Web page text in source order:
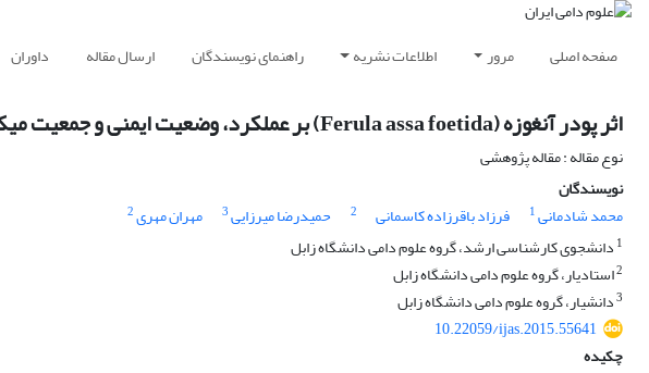
صفحه اصلی مرور اطلاعات نشریه راهنمای نویسندگان ارسال مقاله داوران
اثر پودر آنغوزه (Ferula assa foetida) بر عملکرد، وضعیت ایمنی و جمعیت میکروبی روده‌های کور جوجه‌های گوشتی
نوع مقاله : مقاله پژوهشی
نویسندگان
محمد شادمانی1 فرزاد باقرزاده کاسمانی 2 حمیدرضا میرزایی3 مهران مهری2
1 دانشجوی کارشناسی ارشد، گروه علوم دامی دانشگاه زابل
2استادیار، گروه علوم دامی دانشگاه زابل
3دانشیار، گروه علوم دامی دانشگاه زابل
10.22059/ijas.2015.55641
چکیده